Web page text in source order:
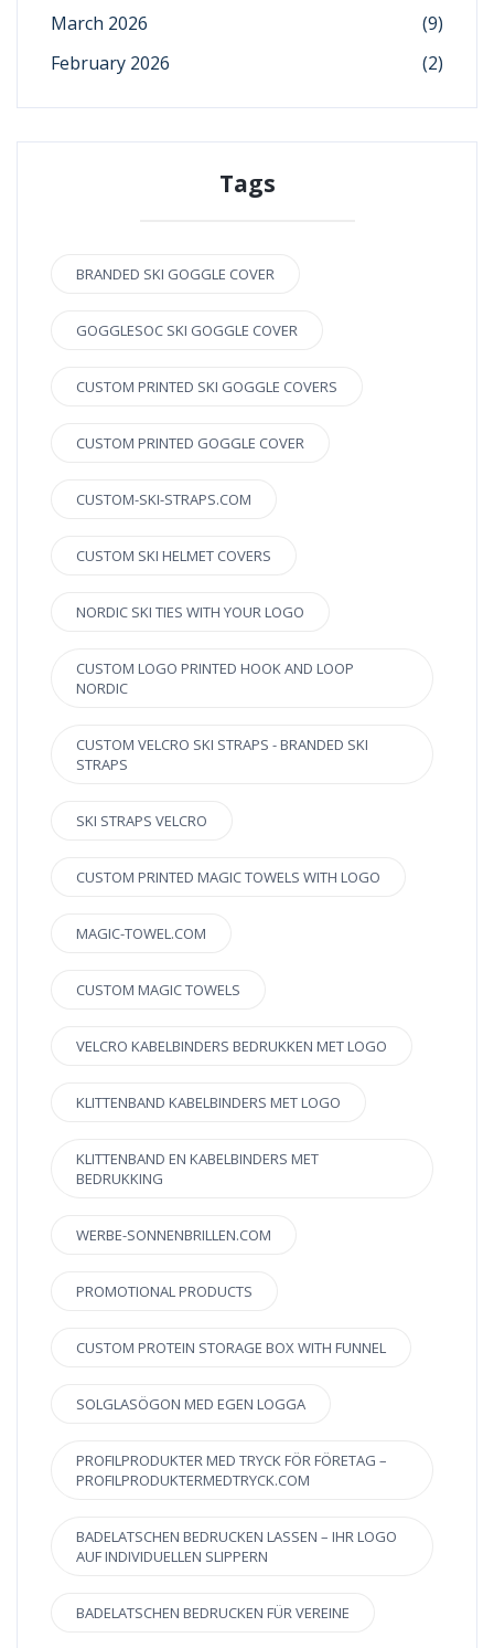
March 2026
(9)
February 2026
(2)
Tags
BRANDED SKI GOGGLE COVER
GOGGLESOC SKI GOGGLE COVER
CUSTOM PRINTED SKI GOGGLE COVERS
CUSTOM PRINTED GOGGLE COVER
CUSTOM-SKI-STRAPS.COM
CUSTOM SKI HELMET COVERS
NORDIC SKI TIES WITH YOUR LOGO
CUSTOM LOGO PRINTED HOOK AND LOOP
NORDIC
CUSTOM VELCRO SKI STRAPS - BRANDED SKI
STRAPS
SKI STRAPS VELCRO
CUSTOM PRINTED MAGIC TOWELS WITH LOGO
MAGIC-TOWEL.COM
CUSTOM MAGIC TOWELS
VELCRO KABELBINDERS BEDRUKKEN MET LOGO
KLITTENBAND KABELBINDERS MET LOGO
KLITTENBAND EN KABELBINDERS MET
BEDRUKKING
WERBE-SONNENBRILLEN.COM
PROMOTIONAL PRODUCTS
CUSTOM PROTEIN STORAGE BOX WITH FUNNEL
SOLGLASÖGON MED EGEN LOGGA
PROFILPRODUKTER MED TRYCK FÖR FÖRETAG –
PROFILPRODUKTERMEDTRYCK.COM
BADELATSCHEN BEDRUCKEN LASSEN – IHR LOGO
AUF INDIVIDUELLEN SLIPPERN
BADELATSCHEN BEDRUCKEN FÜR VEREINE